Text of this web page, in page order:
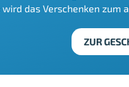
wird das Verschenken zum
ZUR